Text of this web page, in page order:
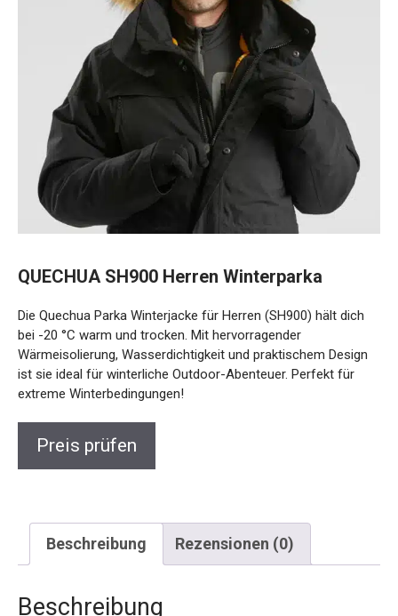
bei -20 °C warm und trocken. Mit hervorragender
Wärmeisolierung, Wasserdichtigkeit und praktischem
Design ist sie ideal für winterliche Outdoor-Abenteuer.
Perfekt für extreme Winterbedingungen!
Beschreibung Rezensionen (0)
Beschreibung